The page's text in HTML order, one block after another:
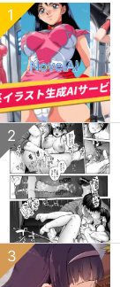
1
2
3
1
2
3